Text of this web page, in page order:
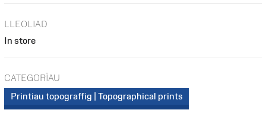
LLEOLIAD
In store
CATEGORÏAU
Printiau topograffig | Topographical prints